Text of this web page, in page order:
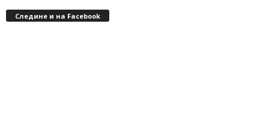
Следине и на Facebook